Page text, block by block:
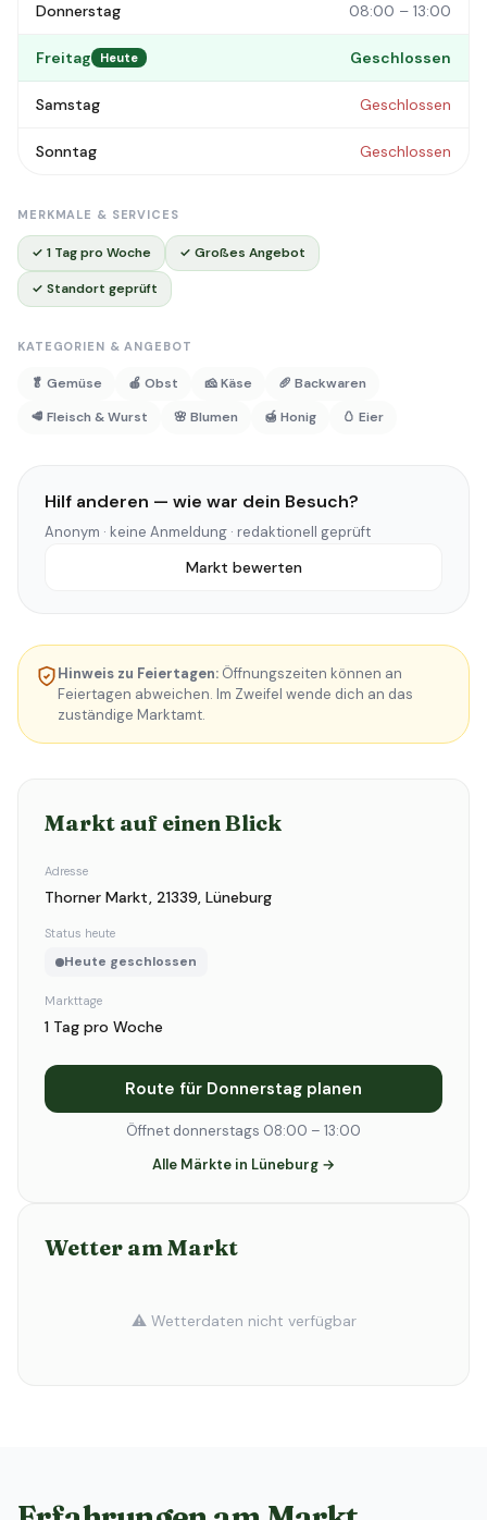
Donnerstag 08:00 – 13:00
Freitag Heute Geschlossen
Samstag Geschlossen
Sonntag Geschlossen
MERKMALE & SERVICES
✓ 1 Tag pro Woche ✓ Großes Angebot
✓ Standort geprüft
KATEGORIEN & ANGEBOT
🥬 Gemüse 🍎 Obst 🧀 Käse
🥖 Backwaren
🥩 Fleisch & Wurst
🌸 Blumen 🍯 Honig 🥚 Eier
Hilf anderen — wie war dein Besuch?
Anonym · keine Anmeldung · redaktionell geprüft
Markt bewerten
Hinweis zu Feiertagen: Öffnungszeiten können an
Feiertagen abweichen. Im Zweifel wende dich an das
zuständige Marktamt.
Markt auf einen Blick
Adresse
Thorner Markt, 21339, Lüneburg
Status heute
Heute geschlossen
Markttage
1 Tag pro Woche
Route für Donnerstag planen
Öffnet donnerstags 08:00 – 13:00
Alle Märkte in Lüneburg →
Wetter am Markt
⚠️ Wetterdaten nicht verfügbar